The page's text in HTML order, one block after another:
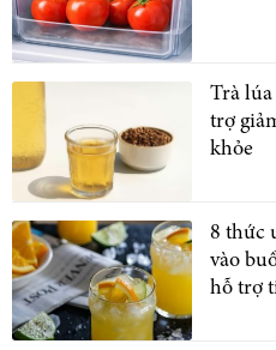
Trà
trợ
khỏe
8 thức
vào
hỗ trợ